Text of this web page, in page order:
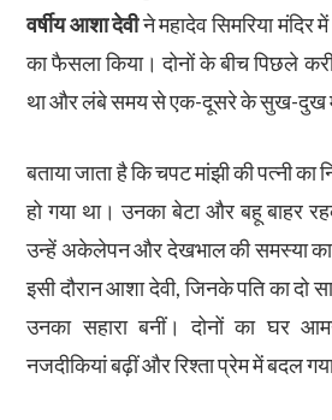
वर्षीय आशा देवीने महादेव सिमरिया
का फैसला किया। दोनों के बीच पिछले
था और लंबे समय से एक-दूसरे के सुख-दुख में
बताया जाता है कि चपट मांझी की पत्नी
हो गया था। उनका बेटा और बहू बाहर
उन्हें अकेलेपन और देखभाल की समस्या का
इसी दौरान आशा देवी, जिनके पति का दो
उनका सहारा बनीं। दोनों का घर
नजदीकियां बढ़ीं और रिश्ता प्रेम में बदल